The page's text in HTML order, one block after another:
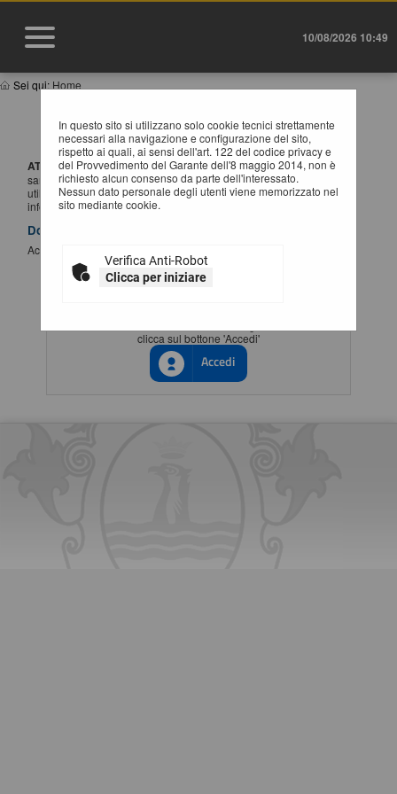
10/08/2026 10:49
Sei qui: Home
In questo sito si utilizzano solo cookie tecnici strettamente
necessari alla navigazione e configurazione del sito,
rispetto ai quali, ai sensi dell'art. 122 del codice privacy e
del Provvedimento del Garante dell'8 maggio 2014, non è
richiesto alcun consenso da parte dell'interessato.
Nessun dato personale degli utenti viene memorizzato nel
sito mediante cookie.
Verifica Anti-Robot
Clicca per iniziare
IMPORTANTE: VARIAZIONE MODALITÀ DI
ACCESSO
ATTENZIONE:a partire dal1 Luglio 2026l'accesso alla piattaforma
sarà possibile esclusivamente tramite SSO (Single-Sign ON),
utilizzando un'identità digitale SPID / CIE / EIDAS. Per maggiori
informazioni si rimanda al manuale qui disponibile.
Documenti
Accesso al portale Single Sign-ON
clicca sul bottone 'Accedi'
Accedi